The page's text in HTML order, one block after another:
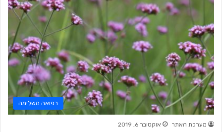
רפואה משלימה
מערכת האתר אוקטובר 6, 2019